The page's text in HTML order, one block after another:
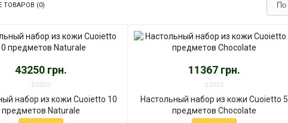
ТОВАРОВ (0)
43250 грн.
набор из кожи Cuoietto 10
предметов Naturale
11367 грн.
Настольный набор из кожи Cuoietto 5
предметов Chocolate